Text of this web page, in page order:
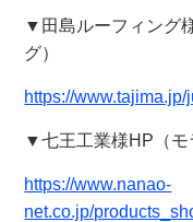
▼田島ルーフィング
グ）
https://
▼七王工業様HP（
https://www.nanao-
net.co.jp/